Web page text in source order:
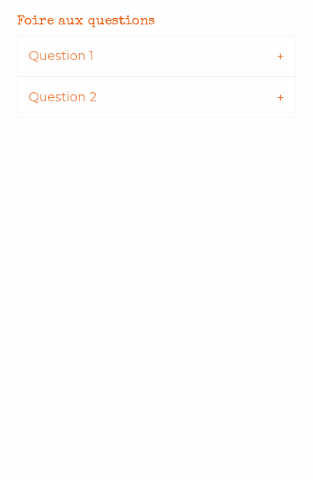
Foire aux questions
Question 1
Question 2